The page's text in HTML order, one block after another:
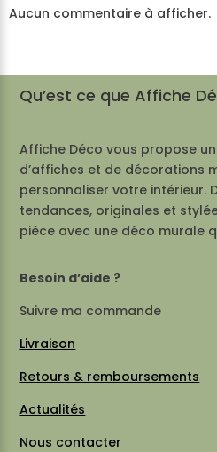
Aucun commentaire à afficher.
Qu’est ce que Affiche
Affiche Déco vous propose
d’affiches et de décorations
personnaliser votre intérieur.
tendances, originales et
pièce avec une déco murale
Besoin d’aide ?
Suivre ma commande
Livraison
Retours & remboursements
Actualités
Nous contacter